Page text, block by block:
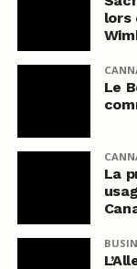
lors
Le
La